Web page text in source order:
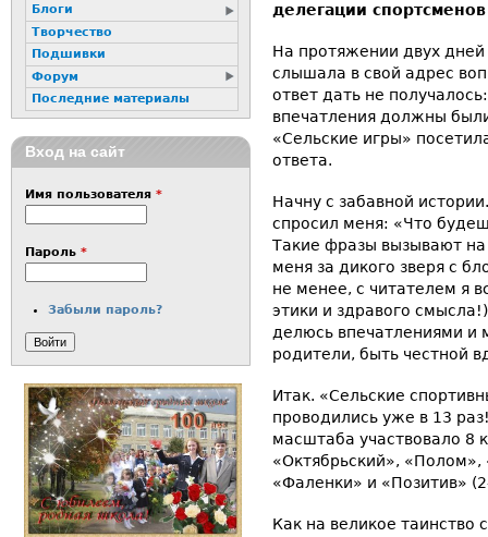
делегации
На протяжении двух
слышала в свой адрес
ответ дать не
впечатления должны
«Сельские игры»
ответа.
Начну с забавной
спросил меня: «Что
Такие фразы вызывают на
меня за дикого зверя с
не менее, с читателем я
этики и здравого
делюсь впечатлениями и
родители, быть честной
Итак. «Сельские
проводились уже в 13
масштаба участвовало 8
«Октябрьский»,
«Фаленки» и «Позитив»
Как на великое таинство
Блоги
Творчество
Подшивки
Форум
Последние материалы
Вход на сайт
Имя пользователя *
Пароль *
Забыли пароль?